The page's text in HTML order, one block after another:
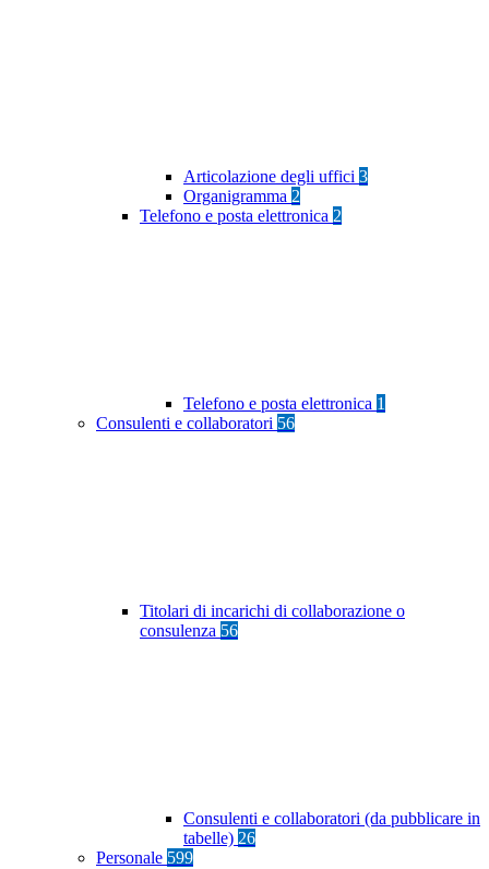
Articolazione degli uffici 3
Organigramma 2
Telefono e posta elettronica 2
Telefono e posta elettronica 1
Consulenti e collaboratori 56
Titolari di incarichi di collaborazione o
consulenza 56
Consulenti e collaboratori (da pubblicare in
tabelle) 26
Personale 599